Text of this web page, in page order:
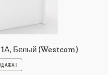
Белый (Westcom)